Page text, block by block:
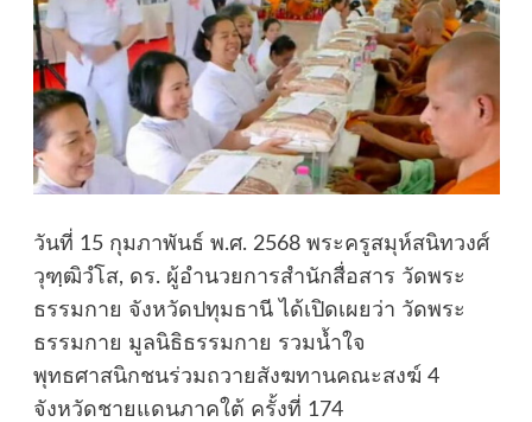
วันที่ 15 กุมภาพันธ์ พ.ศ. 2568 พระครูสมุห์สนิทวงศ์
วุฑฺฒิวํโส, ดร. ผู้อำนวยการสำนักสื่อสาร วัดพระ
ธรรมกาย จังหวัดปทุมธานี ได้เปิดเผยว่า วัดพระ
ธรรมกาย มูลนิธิธรรมกาย รวมน้ำใจ
พุทธศาสนิกชนร่วมถวายสังฆทานคณะสงฆ์ 4
จังหวัดชายแดนภาคใต้ ครั้งที่ 174